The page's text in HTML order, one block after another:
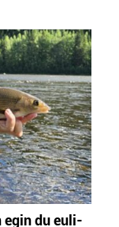
egin du euli-